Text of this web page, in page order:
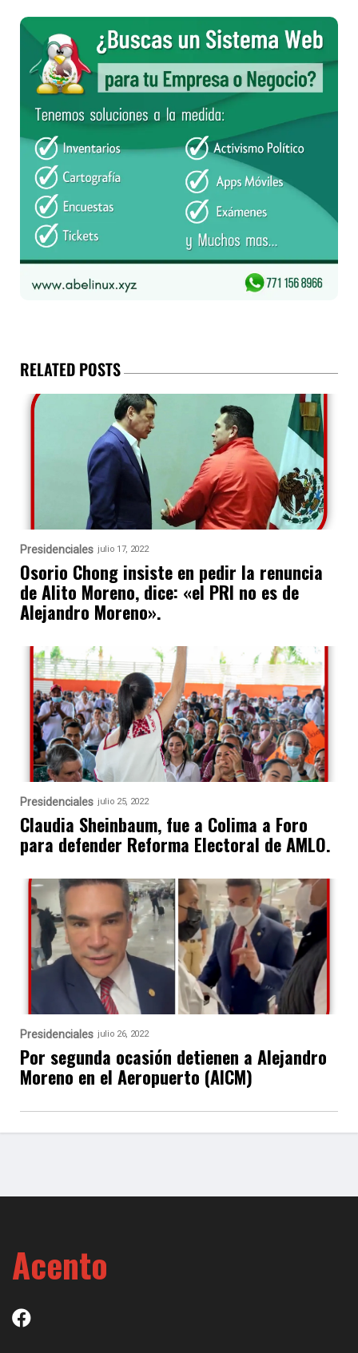
RELATED POSTS
Presidenciales julio 17, 2022
Osorio Chong insiste en pedir la renuncia
de Alito Moreno, dice: «el PRI no es de
Alejandro Moreno».
Presidenciales julio 25, 2022
Claudia Sheinbaum, fue a Colima a Foro
para defender Reforma Electoral de AMLO.
Presidenciales julio 26, 2022
Por segunda ocasión detienen a Alejandro
Moreno en el Aeropuerto (AICM)
Acento